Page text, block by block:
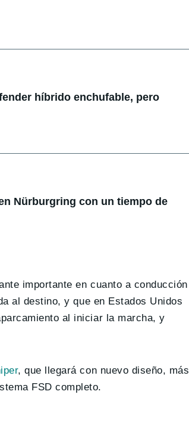
híbrido enchufable, pero
Nürburgring con un tiempo de
importante en cuanto a conducción
al destino, y que en Estados Unidos
al iniciar la marcha, y
, que llegará con nuevo diseño, más
FSD completo.